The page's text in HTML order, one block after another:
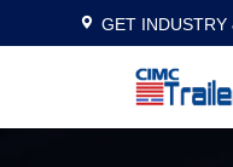
GET INDUSTRY